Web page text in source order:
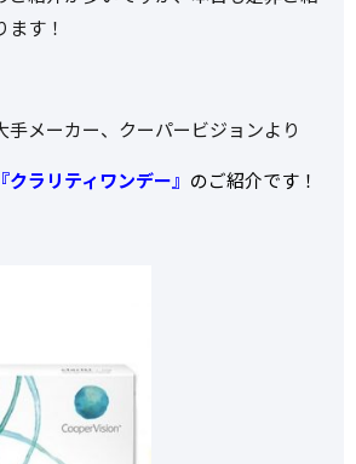
す！
手メーカー、クーパービジョンより
ラリティワンデー』 のご紹介です！